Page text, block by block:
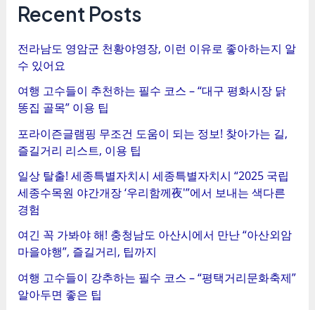
Recent Posts
전라남도 영암군 천황야영장, 이런 이유로 좋아하는지 알
수 있어요
여행 고수들이 추천하는 필수 코스 – “대구 평화시장 닭
똥집 골목” 이용 팁
포라이즌글램핑 무조건 도움이 되는 정보! 찾아가는 길,
즐길거리 리스트, 이용 팁
일상 탈출! 세종특별자치시 세종특별자치시 “2025 국립
세종수목원 야간개장 ‘우리함께夜'”에서 보내는 색다른
경험
여긴 꼭 가봐야 해! 충청남도 아산시에서 만난 “아산외암
마을야행”, 즐길거리, 팁까지
여행 고수들이 강추하는 필수 코스 – “평택거리문화축제”
알아두면 좋은 팁